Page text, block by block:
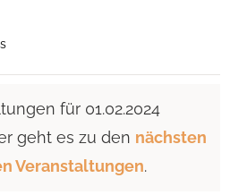
für 01.02.2024
geht es zu den nächsten
Veranstaltungen.